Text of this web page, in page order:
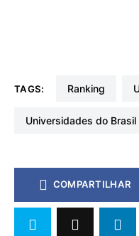
TAGS: Ranking
Universidades do Brasil
COMPARTILHAR